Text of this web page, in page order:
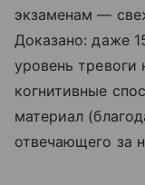
экзаменам —
Доказано: даже
уровень тревоги
когнитивные
материал
отвечающего за